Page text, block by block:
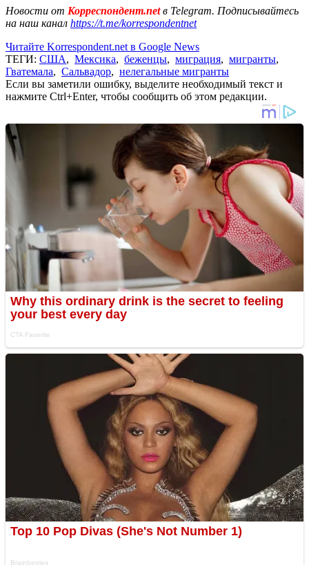
Новости от Корреспондент.netв Telegram. Подписывайтесь
на наш канал https://t.me/korrespondentnet
Читайте Korrespondent.net в Google News
ТЕГИ: США, Мексика, беженцы, миграция, мигранты,
Гватемала, Сальвадор, нелегальные мигранты
Если вы заметили ошибку, выделите необходимый текст и
нажмите Ctrl+Enter, чтобы сообщить об этом редакции.